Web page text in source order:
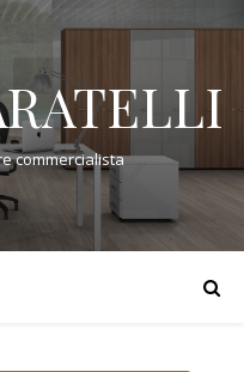
commercialista